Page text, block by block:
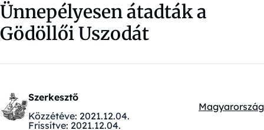
Ünnepélyesen átadták a
Gödöllői Uszodát
Szerkesztő
Közzétéve: 2021.12.04.
Frissítve: 2021.12.04.
Kategóriák:
Magyarország